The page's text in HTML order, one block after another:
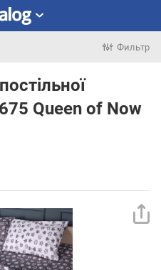
Фильтр
Queen of Now